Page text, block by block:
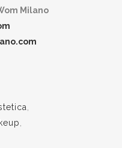
Milano